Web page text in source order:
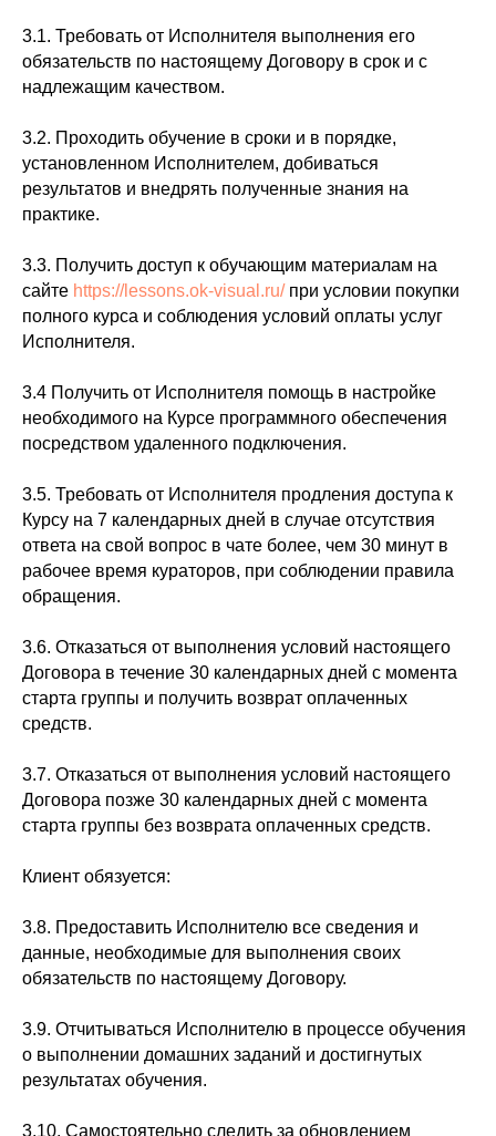
3.1. Требовать от Исполнителя выполнения его
обязательств по настоящему Договору в срок и с
надлежащим качеством.
3.2. Проходить обучение в сроки и в порядке,
установленном Исполнителем, добиваться
результатов и внедрять полученные знания на
практике.
3.3. Получить доступ к обучающим материалам на
сайте https://lessons.ok-visual.ru/при условии покупки
полного курса и соблюдения условий оплаты услуг
Исполнителя.
3.4 Получить от Исполнителя помощь в настройке
необходимого на Курсе программного обеспечения
посредством удаленного подключения.
3.5. Требовать от Исполнителя продления доступа к
Курсу на 7 календарных дней в случае отсутствия
ответа на свой вопрос в чате более, чем 30 минут в
рабочее время кураторов, при соблюдении правила
обращения.
3.6. Отказаться от выполнения условий настоящего
Договора в течение 30 календарных дней с момента
старта группы и получить возврат оплаченных
средств.
3.7. Отказаться от выполнения условий настоящего
Договора позже 30 календарных дней с момента
старта группы без возврата оплаченных средств.
Клиент обязуется:
3.8. Предоставить Исполнителю все сведения и
данные, необходимые для выполнения своих
обязательств по настоящему Договору.
3.9. Отчитываться Исполнителю в процессе обучения
о выполнении домашних заданий и достигнутых
результатах обучения.
3.10. Самостоятельно следить за обновлением